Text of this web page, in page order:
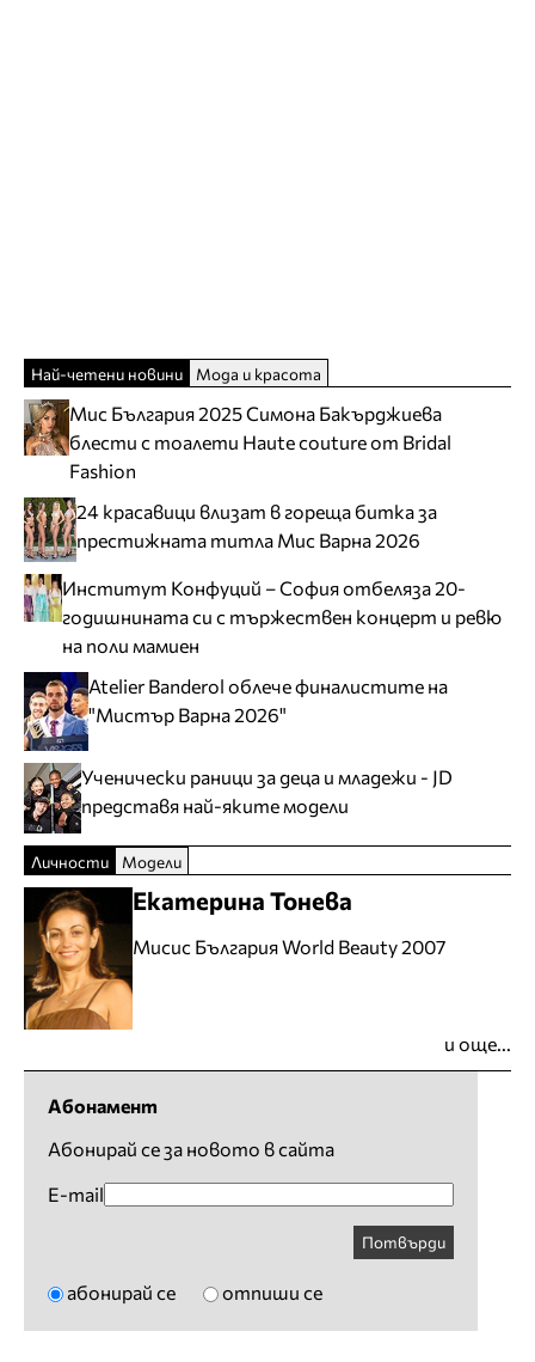
Най-четени новини Мода и красота
Мис България 2025 Симона Бакърджиева
блести с тоалети Haute couture от Bridal
Fashion
24 красавици влизат в гореща битка за
престижната титла Мис Варна 2026
Институт Конфуций – София отбеляза 20-
годишнината си с тържествен концерт и ревю
на поли мамиен
Atelier Banderol облече финалистите на
"Мистър Варна 2026"
Ученически раници за деца и младежи - JD
представя най-яките модели
Личности Модели
Екатерина Тонева
Мисис България World Beauty 2007
и още...
Абонамент
Абонирай се за новото в сайта
E-mail
Потвърди
абонирай се отпиши се